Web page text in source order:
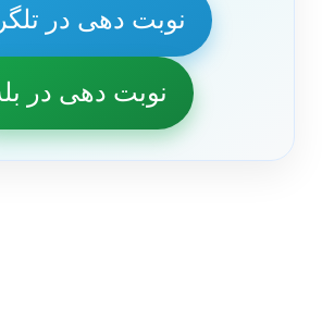
نوبت دهی در
نوبت دهی در